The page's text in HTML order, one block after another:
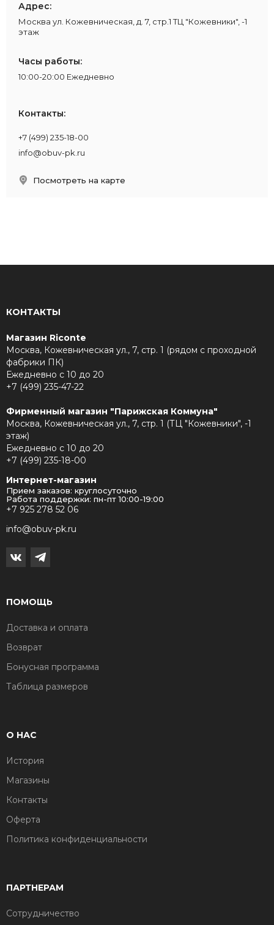
Адрес:
Москва ул. Кожевническая, д. 7, стр.1 ТЦ "Кожевники", -1
этаж
Часы работы:
10:00-20:00 Ежедневно
Контакты:
+7 (499) 235-18-00
info@obuv-pk.ru
Посмотреть на карте
КОНТАКТЫ
Магазин Riconte
Москва, Кожевническая ул., 7, стр. 1 (рядом с проходной
фабрики ПК)
Ежедневно с 10 до 20
+7 (499) 235-47-22
Фирменный магазин "Парижская Коммуна"
Москва, Кожевническая ул., 7, стр. 1 (ТЦ "Кожевники", -1
этаж)
Ежедневно с 10 до 20
+7 (499) 235-18-00
Интернет-магазин
Прием заказов: круглосуточно
Работа поддержки: пн-пт 10:00-19:00
+7 925 278 52 06
info@obuv-pk.ru
ПОМОЩЬ
Доставка и оплата
Возврат
Бонусная программа
Таблица размеров
О НАС
История
Магазины
Контакты
Оферта
Политика конфиденциальности
ПАРТНЕРАМ
Сотрудничество